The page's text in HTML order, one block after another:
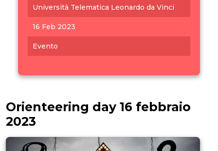
Università Telematica Leonardo da Vinci
16 Feb 2023
Evento
Orienteering day 16 febbraio
2023